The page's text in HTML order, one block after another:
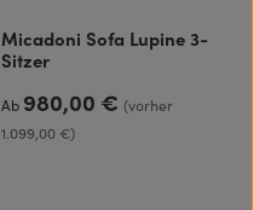
Micadoni Sofa Lupine 3-
Sitzer
Regulärer Preis:
Ab 980,00 €(vorher
1.099,00 €)